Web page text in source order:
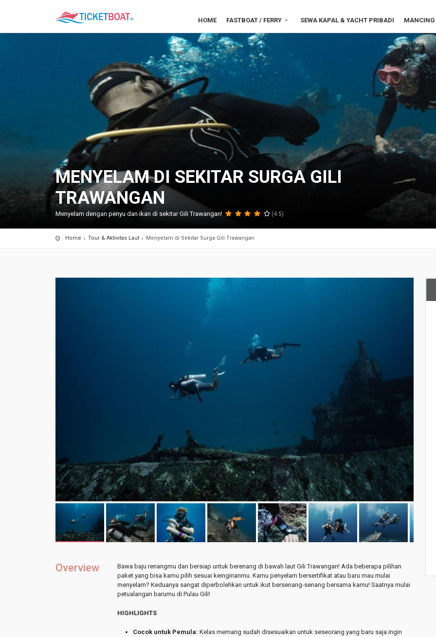
HOME FASTBOAT / FERRY SEWA KAPAL & YACHT PRIBADI
MENYELAM DI SEKITAR SURGA GILI
TRAWANGAN
Menyelam dengan penyu dan ikan di sekitar Gili Trawangan! (4.5)
Home Tour & Aktivitas Laut Menyelam di Sekitar Surga Gili Trawangan
Overview
Bawa baju renangmu dan bersiap untuk berenang di bawah laut Gili Trawangan! Ada beberapa pilihan
paket yang bisa kamu pilih sesuai keinginanmu. Kamu penyelam bersertifikat atau baru mau mulai
menyelam? Keduanya sangat diperbolehkan untuk ikut bersenang-senang bersama kamu! Saatnya mulai
petualangan barumu di Pulau Gili!
HIGHLIGHTS
Cocok untuk Pemula: Kelas memang sudah disesuaikan untuk seseorang yang baru saja ingin